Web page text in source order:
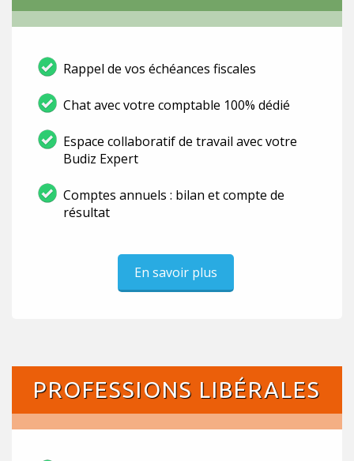
Rappel de vos échéances fiscales
Chat avec votre comptable 100% dédié
Espace collaboratif de travail avec votre
Budiz Expert
Comptes annuels : bilan et compte de
résultat
En savoir plus
PROFESSIONS LIBÉRALES